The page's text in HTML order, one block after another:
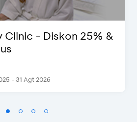
Clinic - Diskon 25% &
- 31 Agt 2026